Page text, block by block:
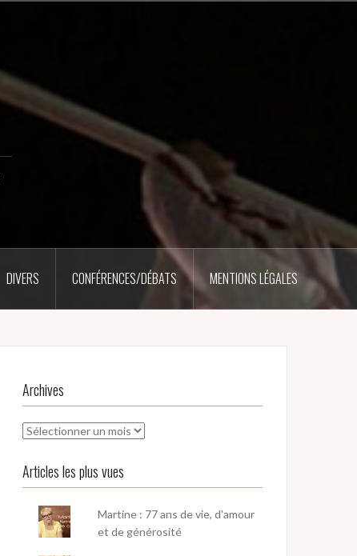
DIVERS CONFÉRENCES/DÉBATS MENTIONS LÉGALES
Archives
Archives
Articles les plus vues
Martine : 77 ans de vie, d'amour
et de générosité